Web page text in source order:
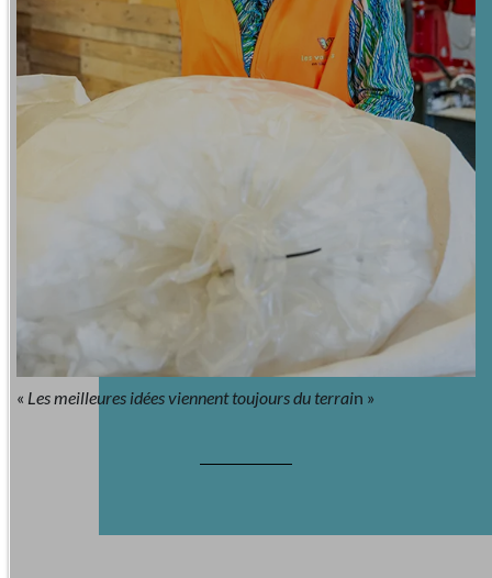
« Les meilleures idées viennent toujours du terrain »